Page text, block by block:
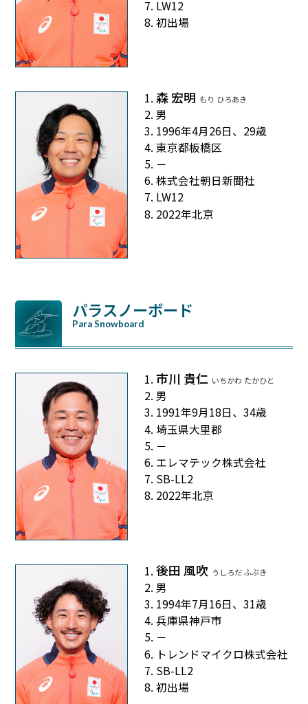
LW12
初出場
森 宏明 もり ひろあき
男
1996年4月26日、29歳
東京都板橋区
－
株式会社朝日新聞社
LW12
2022年北京
パラスノーボード
Para Snowboard
市川 貴仁 いちかわ たかひと
男
1991年9月18日、34歳
埼玉県大里郡
－
エレマテック株式会社
SB-LL2
2022年北京
後田 風吹 うしろだ ふぶき
男
1994年7月16日、31歳
兵庫県神戸市
－
トレンドマイクロ株式会社
SB-LL2
初出場